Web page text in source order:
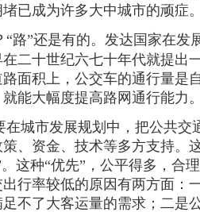
堵已成为许多大中城市的顽症
“路”还是有的。发达国家在发
二十世纪六七十年代就提出
面积上，公交车的通行量是
能大幅度提高路网通行能力
在城市发展规划中，把公共交
、资金、技术等多方支持。
这种“优先”，公平得多，合
行率较低的原因有两方面：
不了大客运量的需求；二是